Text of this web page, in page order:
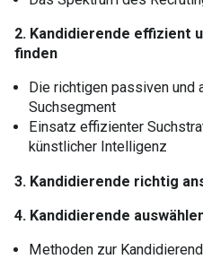
2. Kandidierende effizient
finden
Die richtigen passiven und
Suchsegment
Einsatz effizienter
künstlicher Intelligenz
3. Kandidierende richtig
4. Kandidierende
Methoden zur